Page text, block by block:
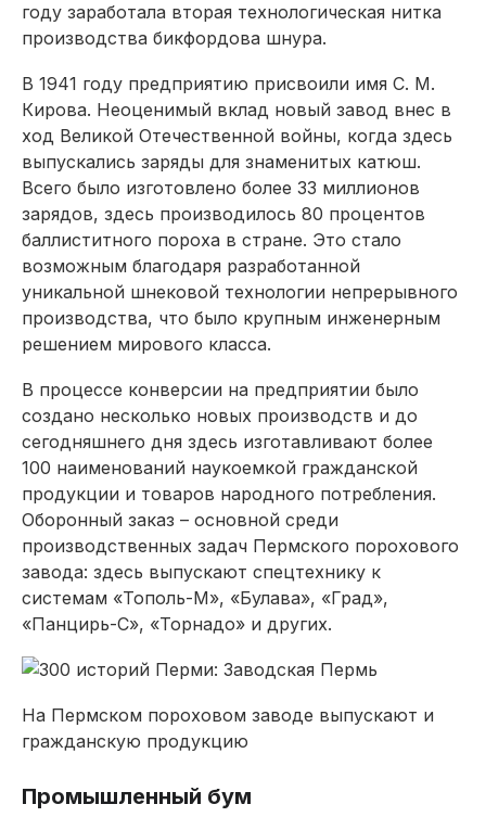
году заработала вторая технологическая нитка
производства бикфордова шнура.
В 1941 году предприятию присвоили имя С. М.
Кирова. Неоценимый вклад новый завод внес в
ход Великой Отечественной войны, когда здесь
выпускались заряды для знаменитых катюш.
Всего было изготовлено более 33 миллио­нов
зарядов, здесь производилось 80 процентов
баллиститного пороха в стране. Это стало
возможным благодаря разработанной
уникальной шнековой технологии непрерывного
производства, что было крупным инженерным
решением мирового класса.
В процессе конверсии на предприятии было
создано несколько новых производств и до
сегодняшнего дня здесь изготавливают более
100 наименований наукоемкой гражданской
продукции и товаров народного потребления.
Оборонный заказ – основной среди
производственных задач Пермского порохового
завода: здесь выпускают спецтехнику к
системам «Тополь-М», «Булава», «Град»,
«Панцирь-С», «Торнадо» и других.
На Пермском пороховом заводе выпускают и
гражданскую продукцию
Промышленный бум